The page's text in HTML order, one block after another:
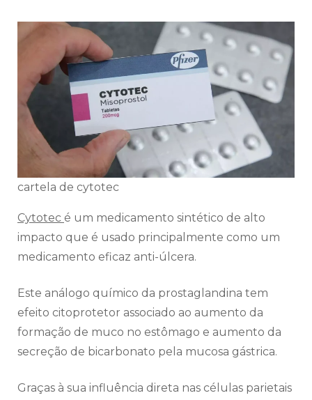
cartela de cytotec
Cytotec é um medicamento sintético de alto
impacto que é usado principalmente como um
medicamento eficaz anti-úlcera.
Este análogo químico da prostaglandina tem
efeito citoprotetor associado ao aumento da
formação de muco no estômago e aumento da
secreção de bicarbonato pela mucosa gástrica.
Graças à sua influência direta nas células parietais